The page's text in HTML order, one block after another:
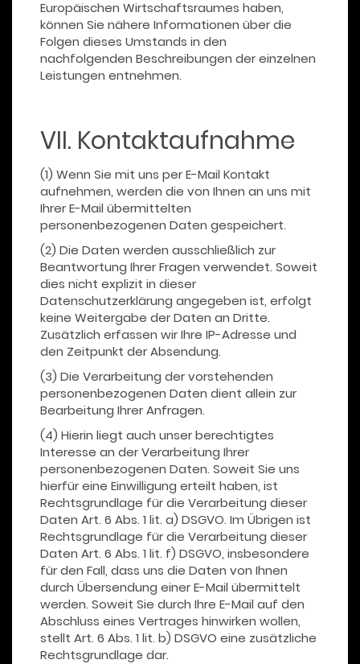
Europäischen Wirtschaftsraumes haben,
können Sie nähere Informationen über die
Folgen dieses Umstands in den
nachfolgenden Beschreibungen der einzelnen
Leistungen entnehmen.
VII. Kontaktaufnahme
(1) Wenn Sie mit uns per E-Mail Kontakt
aufnehmen, werden die von Ihnen an uns mit
Ihrer E-Mail übermittelten
personenbezogenen Daten gespeichert.
(2) Die Daten werden ausschließlich zur
Beantwortung Ihrer Fragen verwendet. Soweit
dies nicht explizit in dieser
Datenschutzerklärung angegeben ist, erfolgt
keine Weitergabe der Daten an Dritte.
Zusätzlich erfassen wir Ihre IP-Adresse und
den Zeitpunkt der Absendung.
(3) Die Verarbeitung der vorstehenden
personenbezogenen Daten dient allein zur
Bearbeitung Ihrer Anfragen.
(4) Hierin liegt auch unser berechtigtes
Interesse an der Verarbeitung Ihrer
personenbezogenen Daten. Soweit Sie uns
hierfür eine Einwilligung erteilt haben, ist
Rechtsgrundlage für die Verarbeitung dieser
Daten Art. 6 Abs. 1 lit. a) DSGVO. Im Übrigen ist
Rechtsgrundlage für die Verarbeitung dieser
Daten Art. 6 Abs. 1 lit. f) DSGVO, insbesondere
für den Fall, dass uns die Daten von Ihnen
durch Übersendung einer E-Mail übermittelt
werden. Soweit Sie durch Ihre E-Mail auf den
Abschluss eines Vertrages hinwirken wollen,
stellt Art. 6 Abs. 1 lit. b) DSGVO eine zusätzliche
Rechtsgrundlage dar.